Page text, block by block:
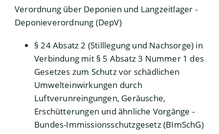
Verordnung über Deponien und Langzeitlager -
Deponieverordnung (DepV)
§ 24 Absatz 2 (Stilllegung und Nachsorge) in
Verbindung mit § 5 Absatz 3 Nummer 1 des
Gesetzes zum Schutz vor schädlichen
Umwelteinwirkungen durch
Luftverunreingungen, Geräusche,
Erschütterungen und ähnliche Vorgänge -
Bundes-Immissionsschutzgesetz (BImSchG)